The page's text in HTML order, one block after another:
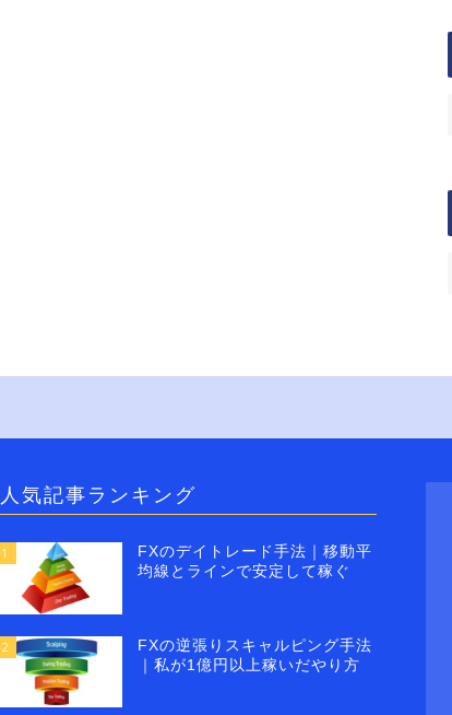
人気記事ランキング
1
FXのデイトレード手法｜移動平
均線とラインで安定して稼ぐ
2
FXの逆張りスキャルピング手法
｜私が1億円以上稼いだやり方